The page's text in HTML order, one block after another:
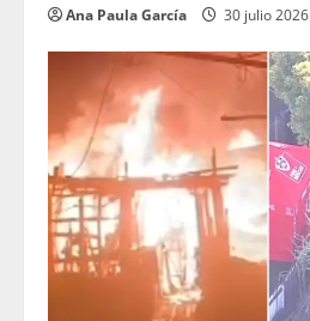
Ana Paula García 30 julio 2026